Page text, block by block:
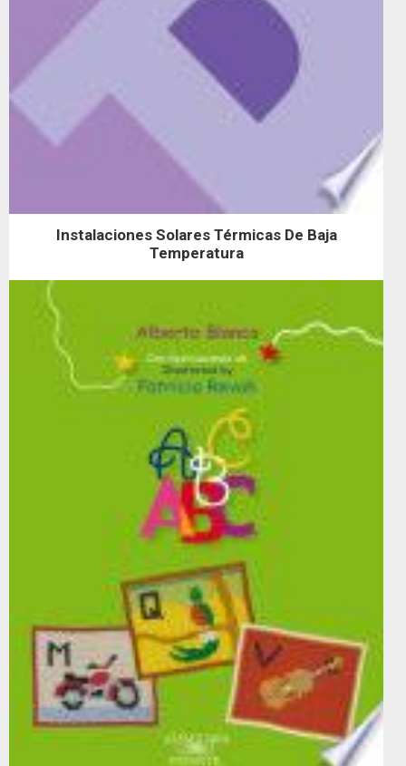
Instalaciones Solares Térmicas De Baja
Temperatura